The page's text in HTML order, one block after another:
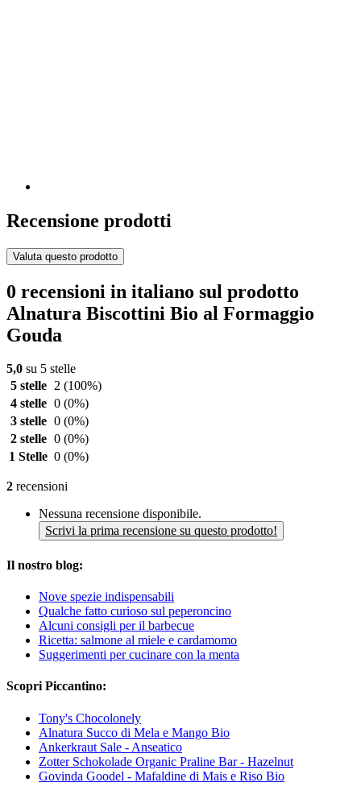
Recensione prodotti
Valuta questo prodotto
0 recensioni in italiano sul prodotto
Alnatura Biscottini Bio al Formaggio
Gouda
5,0 su 5 stelle
5 stelle 2 (100%)
4 stelle 0 (0%)
3 stelle 0 (0%)
2 stelle 0 (0%)
1 Stelle 0 (0%)
2 recensioni
Nessuna recensione disponibile.
Scrivi la prima recensione su questo prodotto!
Il nostro blog:
Nove spezie indispensabili
Qualche fatto curioso sul peperoncino
Alcuni consigli per il barbecue
Ricetta: salmone al miele e cardamomo
Suggerimenti per cucinare con la menta
Scopri Piccantino:
Tony's Chocolonely
Alnatura Succo di Mela e Mango Bio
Ankerkraut Sale - Anseatico
Zotter Schokolade Organic Praline Bar - Hazelnut
Govinda Goodel - Mafaldine di Mais e Riso Bio